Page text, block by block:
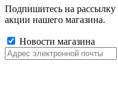
Подпишитесь на рассылку
акции нашего магазина.
Новости магазина